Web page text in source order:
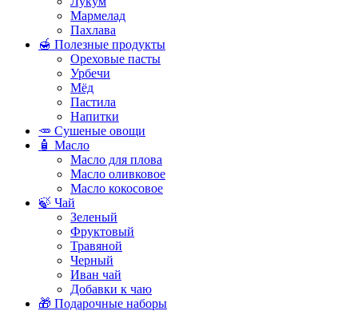
Мармелад
Пахлава
🍯 Полезные продукты
Ореховые пасты
Урбечи
Мёд
Пастила
Напитки
🥕 Сушеные овощи
🧴 Масло
Масло для плова
Масло оливковое
Масло кокосовое
🍃 Чай
Зеленый
Фруктовый
Травяной
Черный
Иван чай
Добавки к чаю
🎁 Подарочные наборы